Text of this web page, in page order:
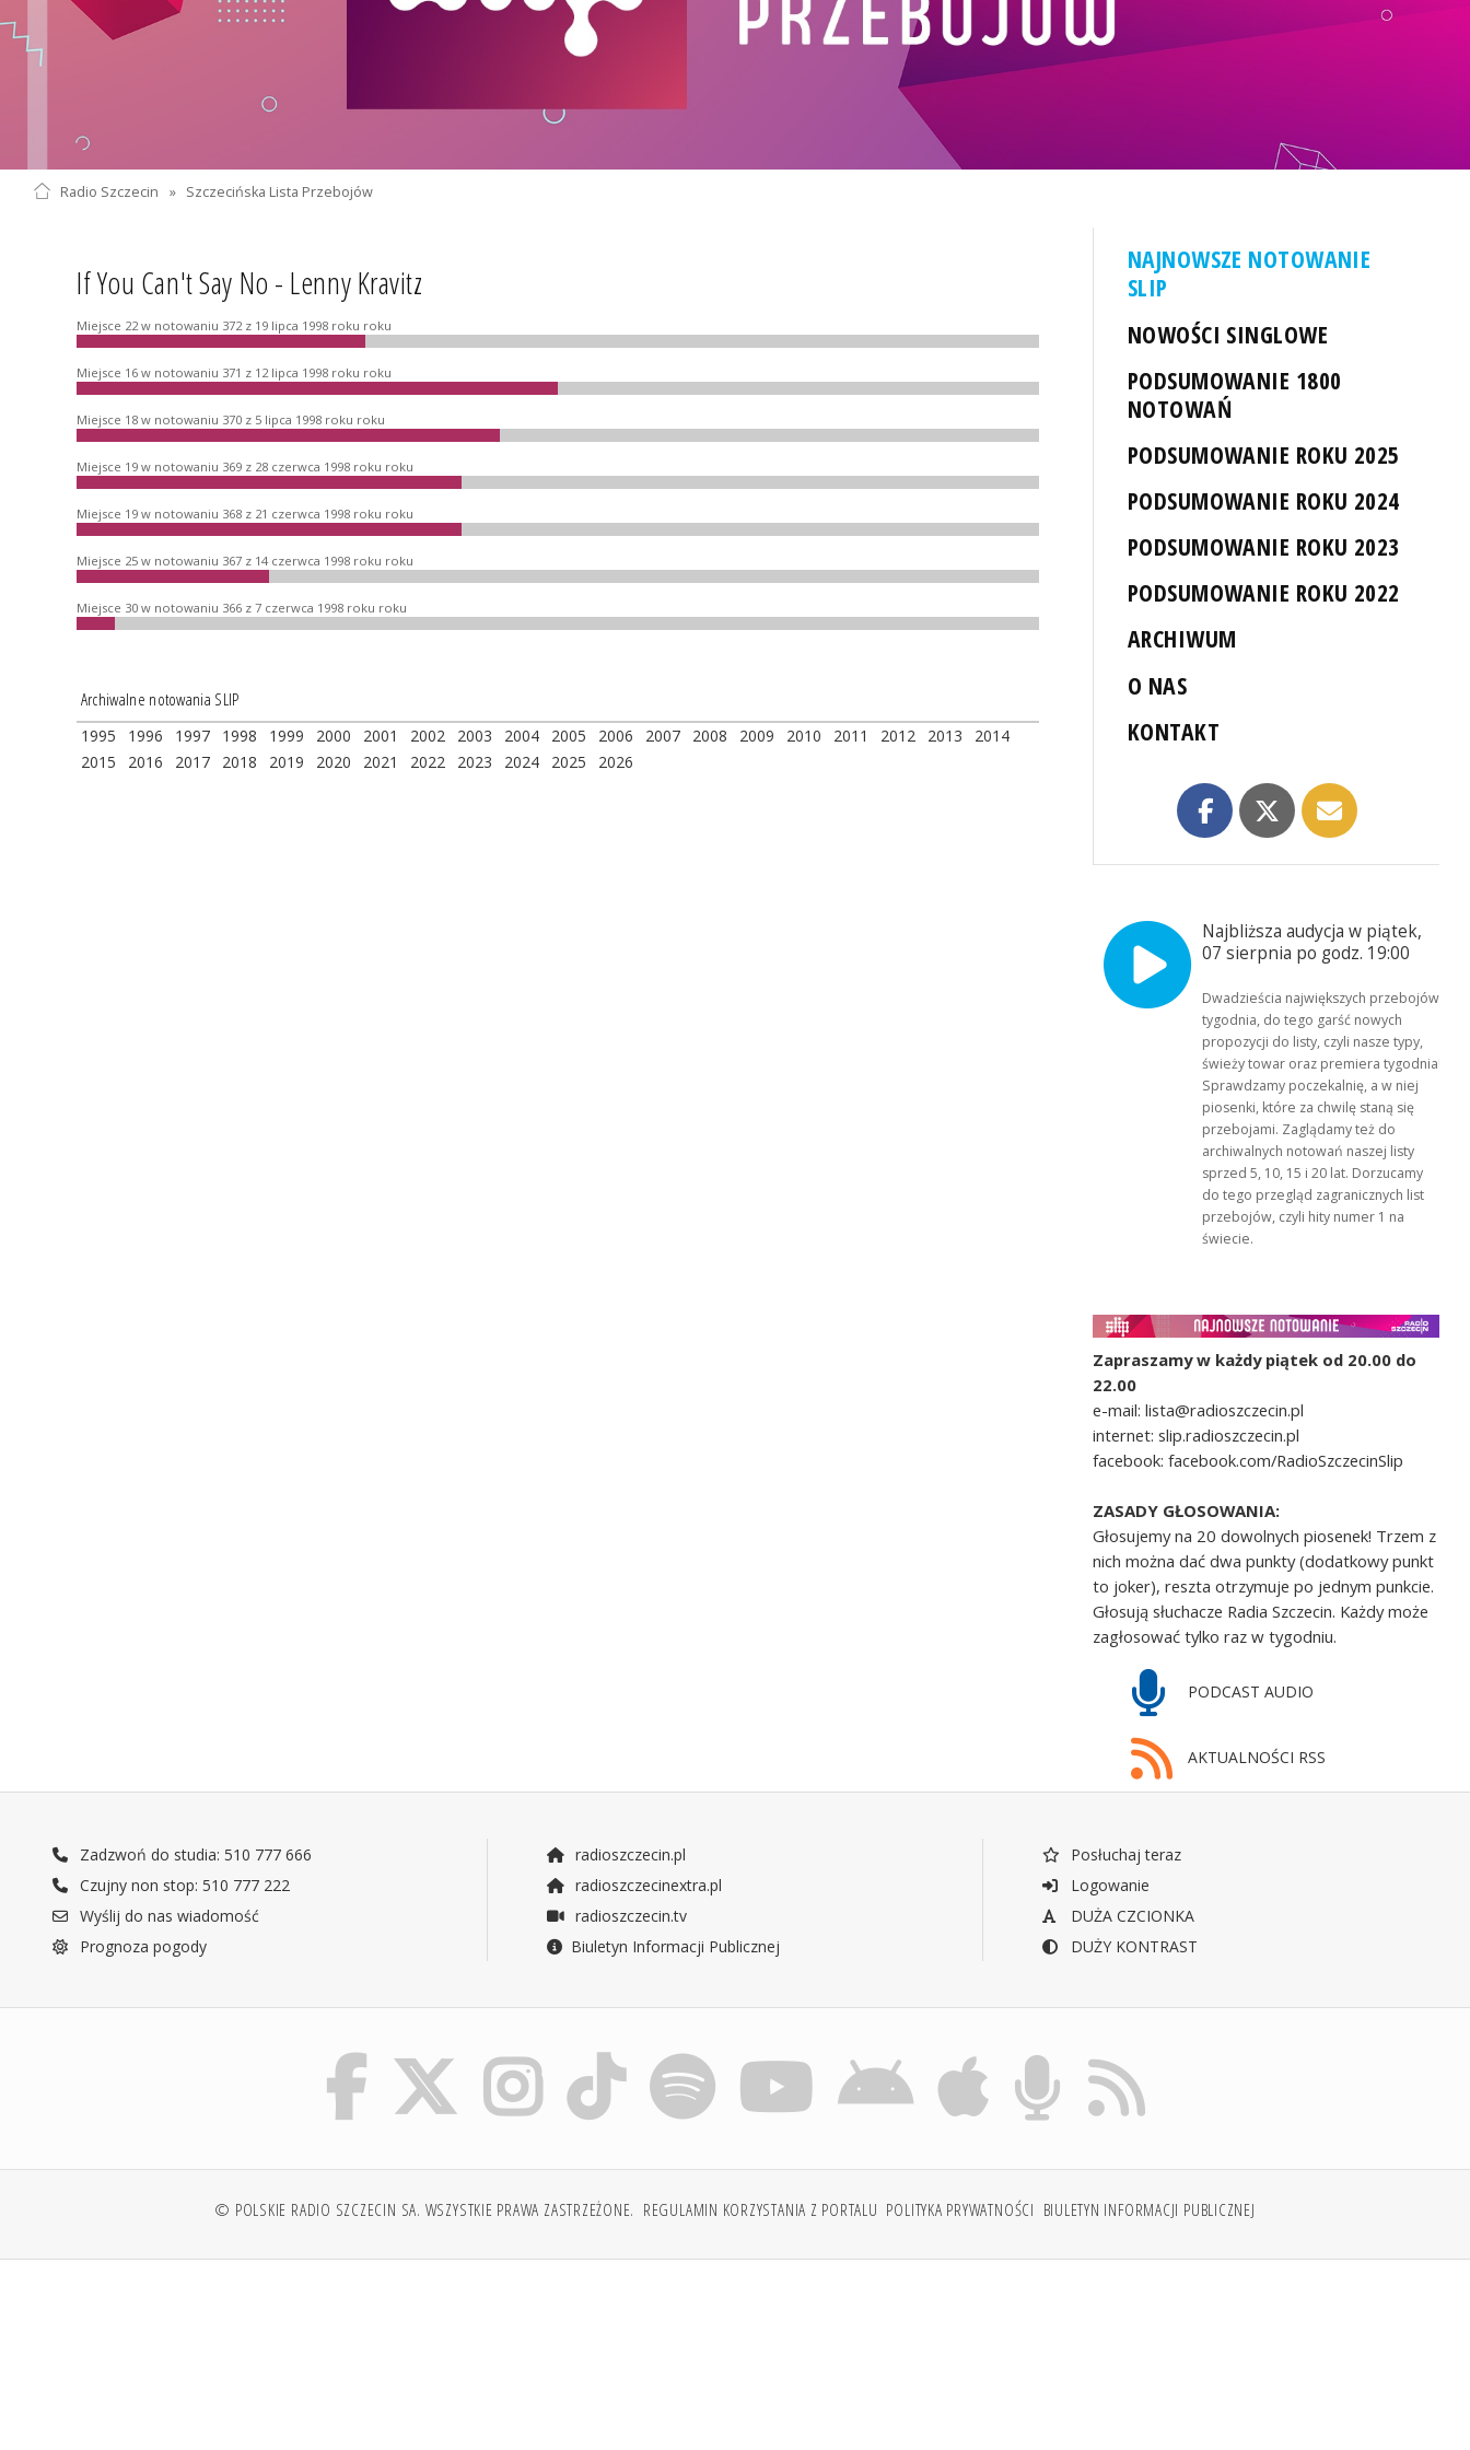
Radio Szczecin » Szczecińska Lista Przebojów
If You Can't Say No - Lenny Kravitz
Miejsce 22 w notowaniu 372 z 19 lipca 1998 roku roku
Miejsce 16 w notowaniu 371 z 12 lipca 1998 roku roku
Miejsce 18 w notowaniu 370 z 5 lipca 1998 roku roku
Miejsce 19 w notowaniu 369 z 28 czerwca 1998 roku roku
Miejsce 19 w notowaniu 368 z 21 czerwca 1998 roku roku
Miejsce 25 w notowaniu 367 z 14 czerwca 1998 roku roku
Miejsce 30 w notowaniu 366 z 7 czerwca 1998 roku roku
Archiwalne notowania SLIP
1995 1996 1997 1998 1999 2000 2001 2002 2003 2004 2005 2006 2007 2008 2009 2010 2011 2012 2013
2014
2015
2016 2017 2018 2019 2020 2021 2022 2023 2024 2025 2026
NAJNOWSZE NOTOWANIE
SLIP
NOWOŚCI SINGLOWE
PODSUMOWANIE 1800
NOTOWAŃ
PODSUMOWANIE ROKU 2025
PODSUMOWANIE ROKU 2024
PODSUMOWANIE ROKU 2023
PODSUMOWANIE ROKU 2022
ARCHIWUM
O NAS
KONTAKT
Najbliższa audycja w piątek,
07 sierpnia po godz. 19:00
Dwadzieścia największych przebojów
tygodnia, do tego garść nowych
propozycji do listy, czyli nasze typy,
świeży towar oraz premiera tygodnia!
Sprawdzamy poczekalnię, a w niej
piosenki, które za chwilę staną się
przebojami. Zaglądamy też do
archiwalnych notowań naszej listy
sprzed 5, 10, 15 i 20 lat. Dorzucamy
do tego przegląd zagranicznych list
przebojów, czyli hity numer 1 na
świecie.
Zapraszamy w każdy piątek od 20.00 do
22.00
e-mail: lista@radioszczecin.pl
internet: slip.radioszczecin.pl
facebook: facebook.com/RadioSzczecinSlip
ZASADY GŁOSOWANIA:
Głosujemy na 20 dowolnych piosenek! Trzem z
nich można dać dwa punkty (dodatkowy punkt
to joker), reszta otrzymuje po jednym punkcie.
Głosują słuchacze Radia Szczecin. Każdy może
zagłosować tylko raz w tygodniu.
PODCAST AUDIO
AKTUALNOŚCI RSS
Zadzwoń do studia: 510 777 666
Czujny non stop: 510 777 222
Wyślij do nas wiadomość
Prognoza pogody
radioszczecin.pl
radioszczecinextra.pl
radioszczecin.tv
Biuletyn Informacji Publicznej
Posłuchaj teraz
Logowanie
DUŻA CZCIONKA
DUŻY KONTRAST
© POLSKIE RADIO SZCZECIN SA. WSZYSTKIE PRAWA ZASTRZEŻONE. REGULAMIN KORZYSTANIA Z PORTALU POLITYKA PRYWATNOŚCI BIULETYN INFORMACJI PUBLICZNEJ